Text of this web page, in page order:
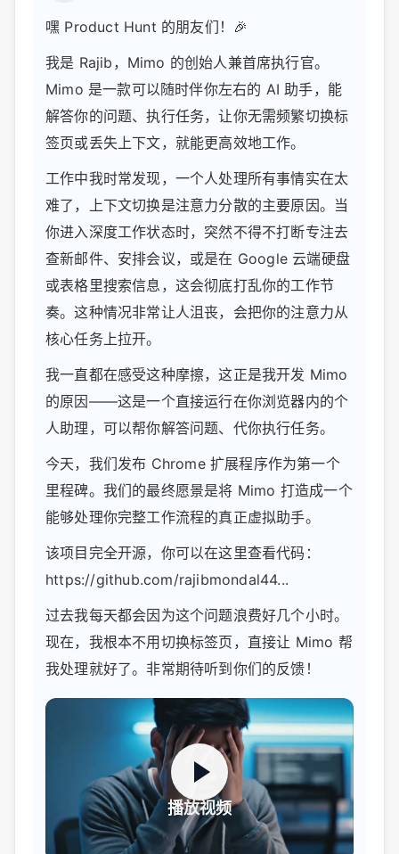
嘿 Product Hunt 的朋友们！🎉
我是 Rajib，Mimo 的创始人兼首席执行官。
Mimo 是一款可以随时伴你左右的 AI 助手，能
解答你的问题、执行任务，让你无需频繁切换标
签页或丢失上下文，就能更高效地工作。
工作中我时常发现，一个人处理所有事情实在太
难了，上下文切换是注意力分散的主要原因。当
你进入深度工作状态时，突然不得不打断专注去
查新邮件、安排会议，或是在 Google 云端硬盘
或表格里搜索信息，这会彻底打乱你的工作节
奏。这种情况非常让人沮丧，会把你的注意力从
核心任务上拉开。
我一直都在感受这种摩擦，这正是我开发 Mimo
的原因——这是一个直接运行在你浏览器内的个
人助理，可以帮你解答问题、代你执行任务。
今天，我们发布 Chrome 扩展程序作为第一个
里程碑。我们的最终愿景是将 Mimo 打造成一个
能够处理你完整工作流程的真正虚拟助手。
该项目完全开源，你可以在这里查看代码：
https://github.com/rajibmondal44...
过去我每天都会因为这个问题浪费好几个小时。
现在，我根本不用切换标签页，直接让 Mimo 帮
我处理就好了。非常期待听到你们的反馈！
播放视频